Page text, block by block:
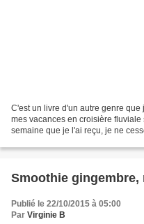
C'est un livre d'un autre genre
mes vacances en croisière
semaine que je l'ai reçu, je ne
Smoothie gingembre,
Publié le 22/10/2015 à 05:00
Par Virginie B